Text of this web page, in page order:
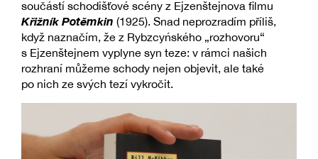
součástí schodišťové scény z Ejzenštejnova filmu
Křižník Potěmkin (1925). Snad neprozradím příliš,
když naznačím, že z Rybzcyńského „rozhovoru“
s Ejzenštejnem vyplyne syn teze: v rámci našich
rozhraní můžeme schody nejen objevit, ale také
po nich ze svých tezí vykročit.